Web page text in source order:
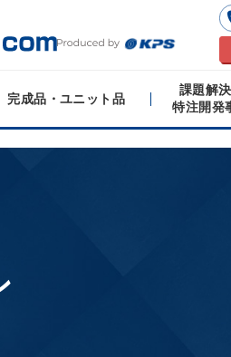
完成品・ユニット品
課題解決
特注開発